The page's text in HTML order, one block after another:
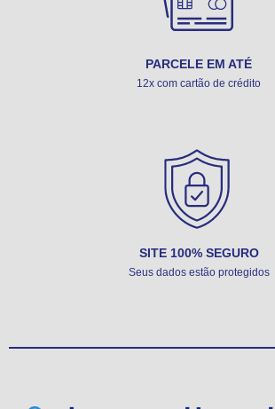
PARCELE EM ATÉ
12x com cartão de crédito
SITE 100% SEGURO
Seus dados estão protegidos